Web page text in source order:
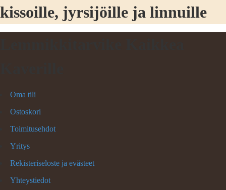
kissoille, jyrsijöille ja linnuille
Oma tili
Ostoskori
Toimitusehdot
Yritys
Rekisteriseloste ja evästeet
Yhteystiedot